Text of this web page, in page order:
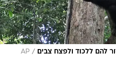
להם ללכוד ולפצח צבים /
AP